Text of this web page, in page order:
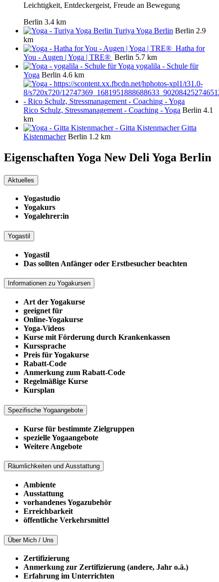
Leichtigkeit, Entdeckergeist, Freude an Bewegung
Berlin 3.4 km
Turiya Yoga Berlin Berlin 2.9
km
Hatha for
You - Augen | Yoga | TRE® Berlin 5.7 km
yogalila - Schule für
Yoga Berlin 4.6 km
Rico Schulz, Stressmanagement - Coaching - Yoga Berlin 4.1
km
Gitta
Kistenmacher Berlin 1.2 km
Eigenschaften Yoga New Deli Yoga Berlin
Aktuelles
Yogastudio
Yogakurs
Yogalehrer:in
Yogastil
Yogastil
Das sollten Anfänger oder Erstbesucher beachten
Informationen zu Yogakursen
Art der Yogakurse
geeignet für
Online-Yogakurse
Yoga-Videos
Kurse mit Förderung durch Krankenkassen
Kurssprache
Preis für Yogakurse
Rabatt-Code
Anmerkung zum Rabatt-Code
Regelmäßige Kurse
Kursplan
Spezifische Yogaangebote
Kurse für bestimmte Zielgruppen
spezielle Yogaangebote
Weitere Angebote
Räumlichkeiten und Ausstattung
Ambiente
Ausstattung
vorhandenes Yogazubehör
Erreichbarkeit
öffentliche Verkehrsmittel
Über Mich / Uns
Zertifizierung
Anmerkung zur Zertifizierung (andere, Jahr o.ä.)
Erfahrung im Unterrichten